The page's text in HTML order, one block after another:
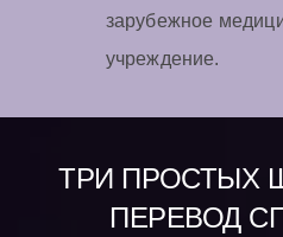
зарубежное
учреждение.
ТРИ ПРОСТЫХ
ПЕРЕВОД